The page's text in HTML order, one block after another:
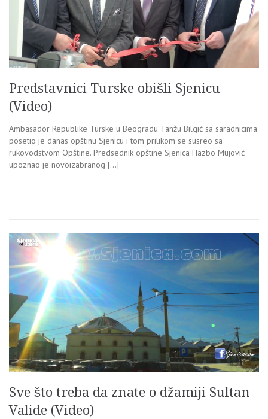
Predstavnici Turske obišli Sjenicu
(Video)
Ambasador Republike Turske u Beogradu Tanžu Bilgić sa saradnicima
posetio je danas opštinu Sjenicu i tom prilikom se susreo sa
rukovodstvom Opštine. Predsednik opštine Sjenica Hazbo Mujović
upoznao je novoizabranog […]
Sve što treba da znate o džamiji Sultan
Valide (Video)